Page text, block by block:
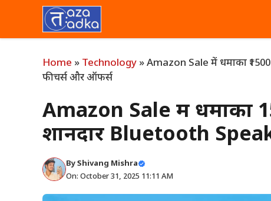
content
Home » Technology »Amazon Sale में धमाका
फीचर्स और ऑफर्स
Amazon Sale में धमाका
शानदार Bluetooth
ByShivang Mishra
On: October 31, 2025 11:11 AM